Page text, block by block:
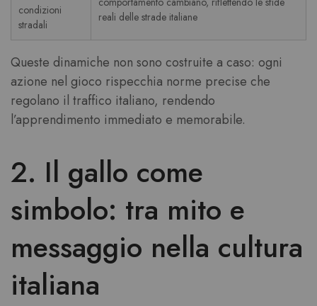
condizioni
stradali
reali delle strade italiane
Queste dinamiche non sono costruite a caso: ogni
azione nel gioco rispecchia norme precise che
regolano il traffico italiano, rendendo
l’apprendimento immediato e memorabile.
2. Il gallo come
simbolo: tra mito e
messaggio nella cultura
italiana